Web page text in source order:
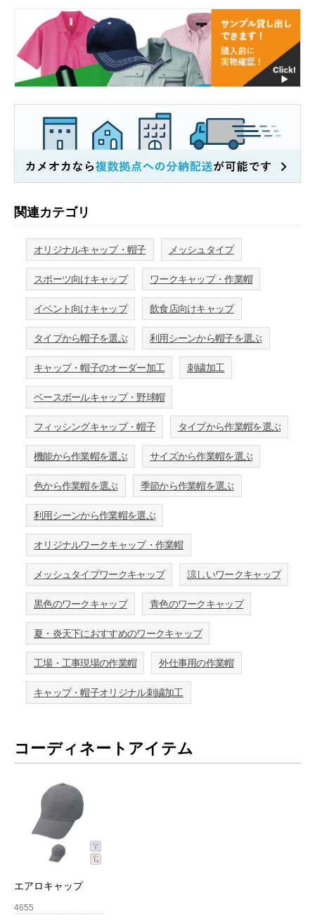
関連カテゴリ
オリジナルキャップ・帽子 メッシュタイプ
スポーツ向けキャップ ワークキャップ・作業帽
イベント向けキャップ 飲食店向けキャップ
タイプから帽子を選ぶ 利用シーンから帽子を選ぶ
キャップ・帽子のオーダー加工 刺繍加工
ベースボールキャップ・野球帽
フィッシングキャップ・帽子 タイプから作業帽を選ぶ
機能から作業帽を選ぶ サイズから作業帽を選ぶ
色から作業帽を選ぶ 季節から作業帽を選ぶ
利用シーンから作業帽を選ぶ
オリジナルワークキャップ・作業帽
メッシュタイプワークキャップ 涼しいワークキャップ
黒色のワークキャップ 青色のワークキャップ
夏・炎天下におすすめのワークキャップ
工場・工事現場の作業帽 外仕事用の作業帽
キャップ・帽子オリジナル刺繍加工
コーディネートアイテム
エアロキャップ
4655